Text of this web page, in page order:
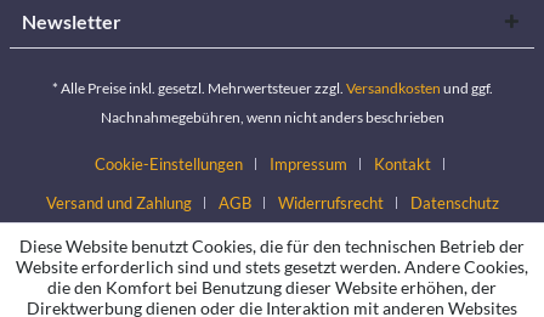
Newsletter
* Alle Preise inkl. gesetzl. Mehrwertsteuer zzgl. Versandkosten und ggf.
Nachnahmegebühren, wenn nicht anders beschrieben
Cookie-Einstellungen Impressum
Kontakt
Versand und Zahlung
AGB Widerrufsrecht Datenschutz
Diese Website benutzt Cookies, die für den technischen Betrieb der
Website erforderlich sind und stets gesetzt werden. Andere Cookies,
die den Komfort bei Benutzung dieser Website erhöhen, der
Direktwerbung dienen oder die Interaktion mit anderen Websites